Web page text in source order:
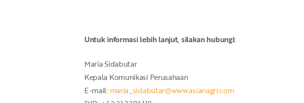
Untuk informasi lebih lanjut, silakan hubungi:
Maria Sidabutar
Kepala Komunikasi Perusahaan
E-mail: maria_sidabutar@www.asianagri.com